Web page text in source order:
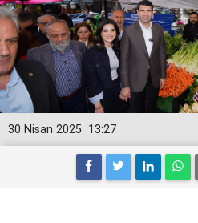
13:27
30 Nisan 2025